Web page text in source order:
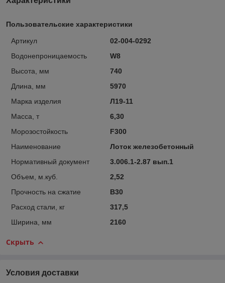
Пользовательские характеристики
Артикул
02-004-0292
Водонепроницаемость
W8
Высота, мм
740
Длина, мм
5970
Марка изделия
Л19-11
Масса, т
6,30
Морозостойкость
F300
Наименование
Лоток железобетонный
Нормативный документ
3.006.1-2.87 вып.1
Объем, м.куб.
2,52
Прочность на сжатие
B30
Расход стали, кг
317,5
Ширина, мм
2160
Скрыть
Условия доставки